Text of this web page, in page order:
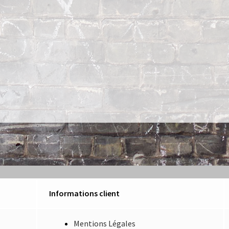
Informations client
Mentions Légales